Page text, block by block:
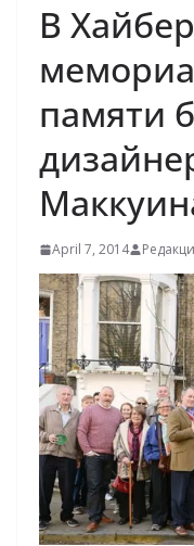
В
памяти
April 7, 2014